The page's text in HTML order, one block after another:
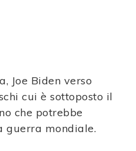
Joe Biden verso
cui è sottoposto il
che potrebbe
guerra mondiale.